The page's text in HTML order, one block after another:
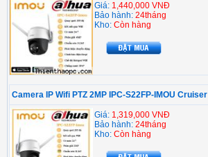
Giá: 1,440,000 VNĐ
Bảo hành: 24tháng
Kho: Còn hàng
Camera IP Wifi PTZ 2MP IPC-S22FP-IMOU Cruiser
Giá: 1,319,000 VNĐ
Bảo hành: 24tháng
Kho: Còn hàng